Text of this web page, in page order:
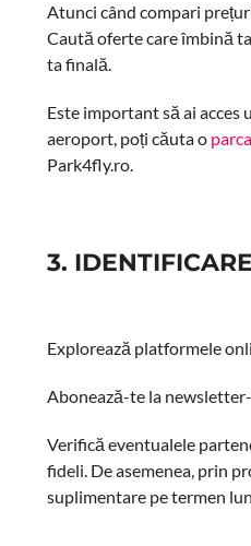
Atunci când compari
Caută oferte care îmbină
ta finală.
Este important să ai acces
aeroport, poți căuta o
Park4fly.ro.
3.
Explorează platformele
Abonează-te la
Verifică eventualele
fideli. De asemenea, prin
suplimentare pe termen